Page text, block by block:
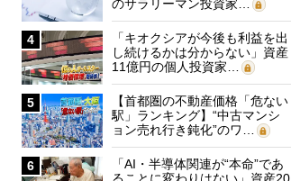
のサラリーマン投資家…
4
「キオクシアが今後も利益を出
し続けるかは分からない」資産
11億円の個人投資家…
5
【首都圏の不動産価格「危ない
駅」ランキング】“中古マンシ
ョン売れ行き鈍化”のワ…
6
「AI・半導体関連が“本命”であ